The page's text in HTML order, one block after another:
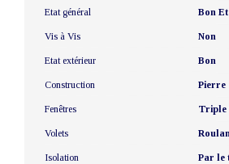
Etat général Bon
Vis à Vis Non
Etat extérieur Bon
Construction Pierre
Fenêtres Triple
Volets
Isolation Par le